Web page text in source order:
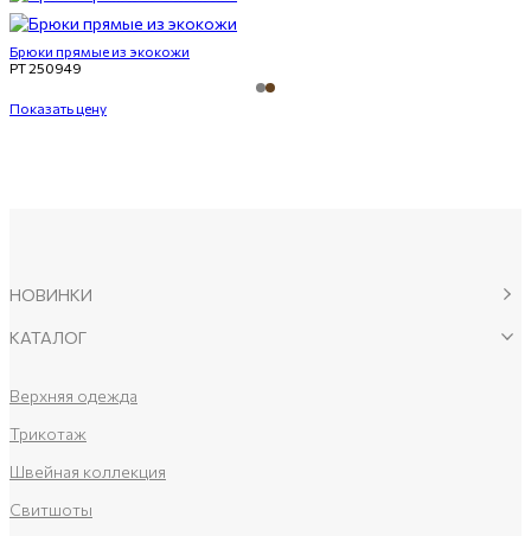
Брюки прямые из экокожи
PT 250949
Показать цену
НОВИНКИ
КАТАЛОГ
Верхняя одежда
Трикотаж
Швейная коллекция
Свитшоты